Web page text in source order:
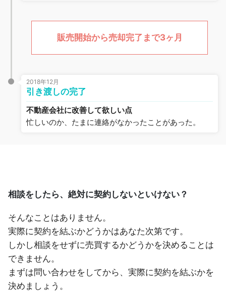
販売開始から売却完了まで3ヶ月
2018年12月
引き渡しの完了
不動産会社に改善して欲しい点
忙しいのか、たまに連絡がなかったことがあった。
相談をしたら、絶対に契約しないといけない？
そんなことはありません。
実際に契約を結ぶかどうかはあなた次第です。
しかし相談をせずに売買するかどうかを決めることは
できません。
まずは問い合わせをしてから、実際に契約を結ぶかを
決めましょう。